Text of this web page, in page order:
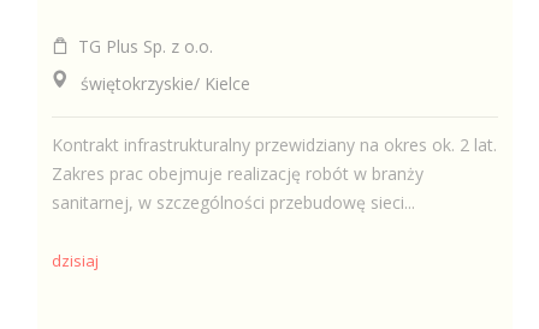
TG Plus Sp. z o.o.
świętokrzyskie/ Kielce
Kontrakt infrastrukturalny przewidziany na okres ok. 2 lat.
Zakres prac obejmuje realizację robót w branży
sanitarnej, w szczególności przebudowę sieci...
dzisiaj